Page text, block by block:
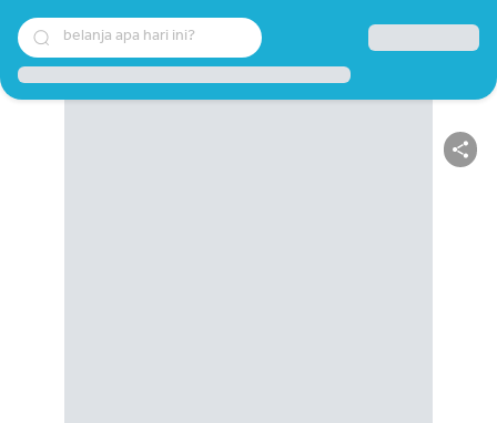
belanja apa hari ini?